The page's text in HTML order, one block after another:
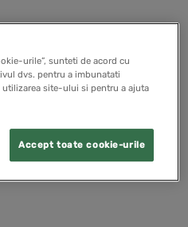
Cronica
1. In MOF 829 din 14
Ordinul nr. 2 494 din 4
Ordinului
2020 pentru aprobarea
urile”, sunteti de acord cu
dvs. pentru a imbunatati
utilizarea site-ului si pentru a ajuta
Accept toate cookie-urile